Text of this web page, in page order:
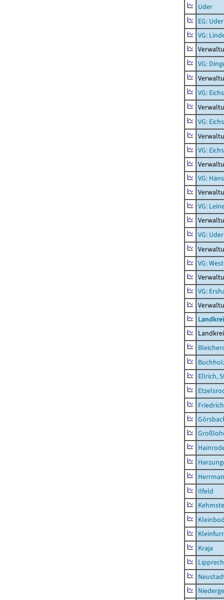
Uder
EG: Uder
VG:
VG:
VG:
VG:
VG:
VG:
VG:
VG: Uder
VG:
VG:
Ellrich,
Ilfeld
Kraja